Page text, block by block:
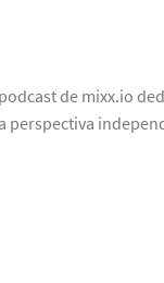
de mixx.io
perspectiva